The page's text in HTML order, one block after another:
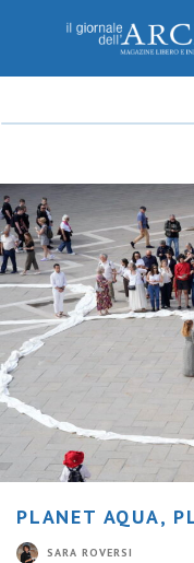
PLANET AQUA,
SARA ROVERSI